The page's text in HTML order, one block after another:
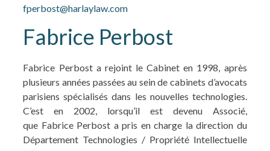
fperbost@harlaylaw.com
Fabrice Perbost
Fabrice Perbost a rejoint le Cabinet en 1998, après
plusieurs années passées au sein de cabinets d’avocats
parisiens spécialisés dans les nouvelles technologies.
C’est en 2002, lorsqu’il est devenu Associé,
que Fabrice Perbost a pris en charge la direction du
Département Technologies / Propriété Intellectuelle